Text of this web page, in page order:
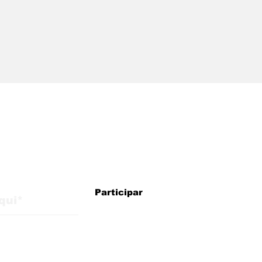
agência brasileira na
Participar